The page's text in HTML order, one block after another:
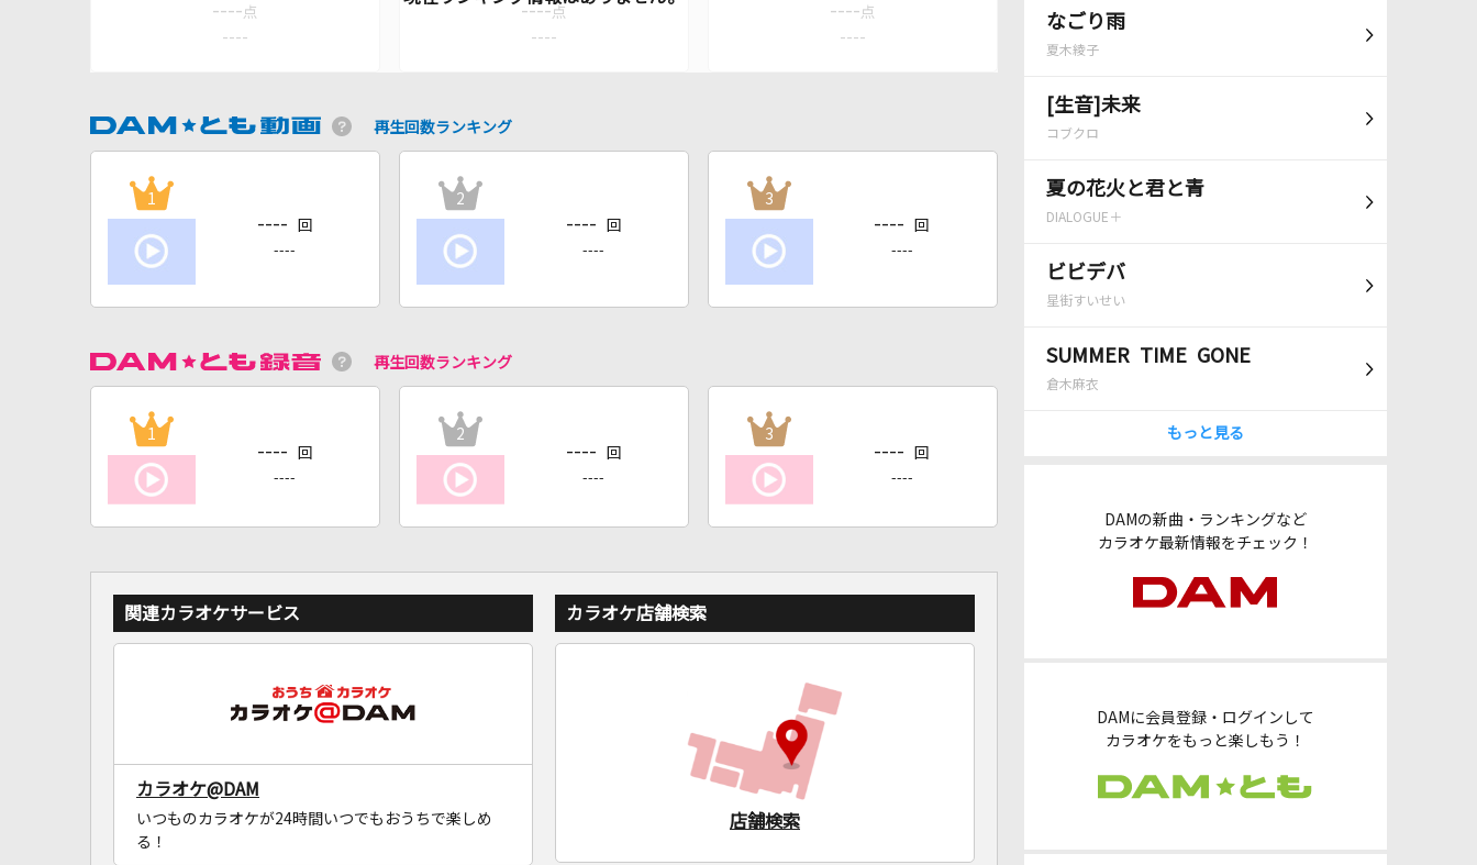
なごり雨
夏木綾子
[生音]未来
コブクロ
夏の花火と君と青
DIALOGUE＋
ビビデバ
星街すいせい
SUMMER TIME GONE
倉木麻衣
もっと見る
DAMの新曲・ランキングなど
カラオケ最新情報をチェック！
DAMに会員登録・ログインして
カラオケをもっと楽しもう！
---- 点
----
---- 点
----
---- 点
----
再生回数ランキング
1
---- 回
----
2
---- 回
----
3
---- 回
----
再生回数ランキング
1
---- 回
----
2
---- 回
----
3
---- 回
----
関連カラオケサービス
カラオケ@DAM
いつものカラオケが24時間いつでもおうちで楽しめ
る！
カラオケ店舗検索
店舗検索